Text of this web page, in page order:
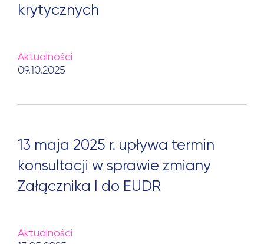
krytycznych
Aktualności
09.10.2025
13 maja 2025 r. upływa termin
konsultacji w sprawie zmiany
Załącznika I do EUDR
Aktualności